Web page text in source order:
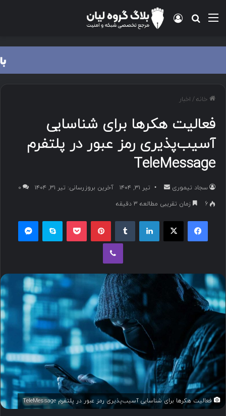
منو جستجو برای
ورود
خانه/ اخبار
فعالیت هکرها برای شناسایی
آسیب‌پذیری رمز عبور در پلتفرم
TeleMessage
سجاد تیموری
ا
ا
تیر ۳۱, ۱۴۰۴ آخرین بروزرسانی: تیر ۳۱, ۱۴۰۴
۰
6
زمان تقریبی مطالعه 3 دقیقه
فیسبوک ایکس لینکداین پینتریست پاکت اسکایپ
وایبر
فعالیت هکرها برای شناسایی آسیب‌پذیری رمز عبور در پلتفرم TeleMessage